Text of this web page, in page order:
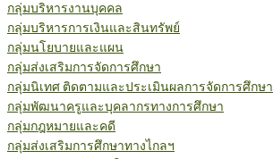
กลุ่มบริหารงานบุคคล
กลุ่มบริหารการเงินและสินทรัพย์
กลุ่มนโยบายและแผน
กลุ่มส่งเสริมการจัดการศึกษา
กลุ่มนิเทศ ติดตามและประเมินผลการจัดการศึกษา
กลุ่มพัฒนาครูและบุคลากรทางการศึกษา
กลุ่มกฎหมายและคดี
กลุ่มส่งเสริมการศึกษาทางไกลฯ